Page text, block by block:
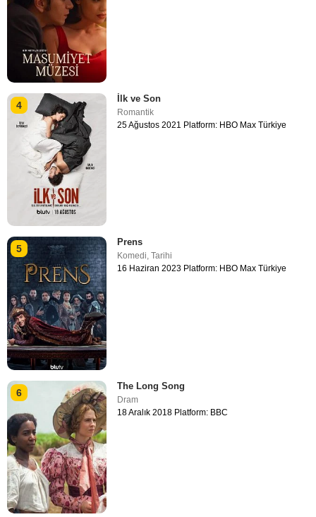
4
İlk ve Son
Romantik
25 Ağustos 2021 Platform: HBO Max Türkiye
5
Prens
Komedi,Tarihi
16 Haziran 2023 Platform: HBO Max Türkiye
6
The Long Song
Dram
18 Aralık 2018 Platform: BBC